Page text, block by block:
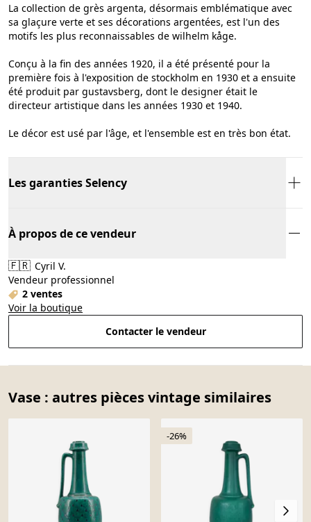
La collection de grès argenta, désormais emblématique avec
sa glaçure verte et ses décorations argentées, est l'un des
motifs les plus reconnaissables de wilhelm kåge.
Conçu à la fin des années 1920, il a été présenté pour la
première fois à l'exposition de stockholm en 1930 et a ensuite
été produit par gustavsberg, dont le designer était le
directeur artistique dans les années 1930 et 1940.
Le décor est usé par l'âge, et l'ensemble est en très bon état.
Les garanties Selency
À propos de ce vendeur
🇫🇷 Cyril V.
Vendeur professionnel
2 ventes
Voir la boutique
Contacter le vendeur
Vase : autres pièces vintage similaires
-26%